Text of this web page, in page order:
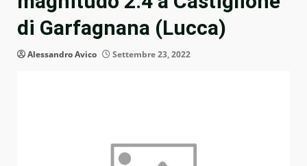
di Garfagnana (Lucca)
Alessandro Avico Settembre 23, 2022